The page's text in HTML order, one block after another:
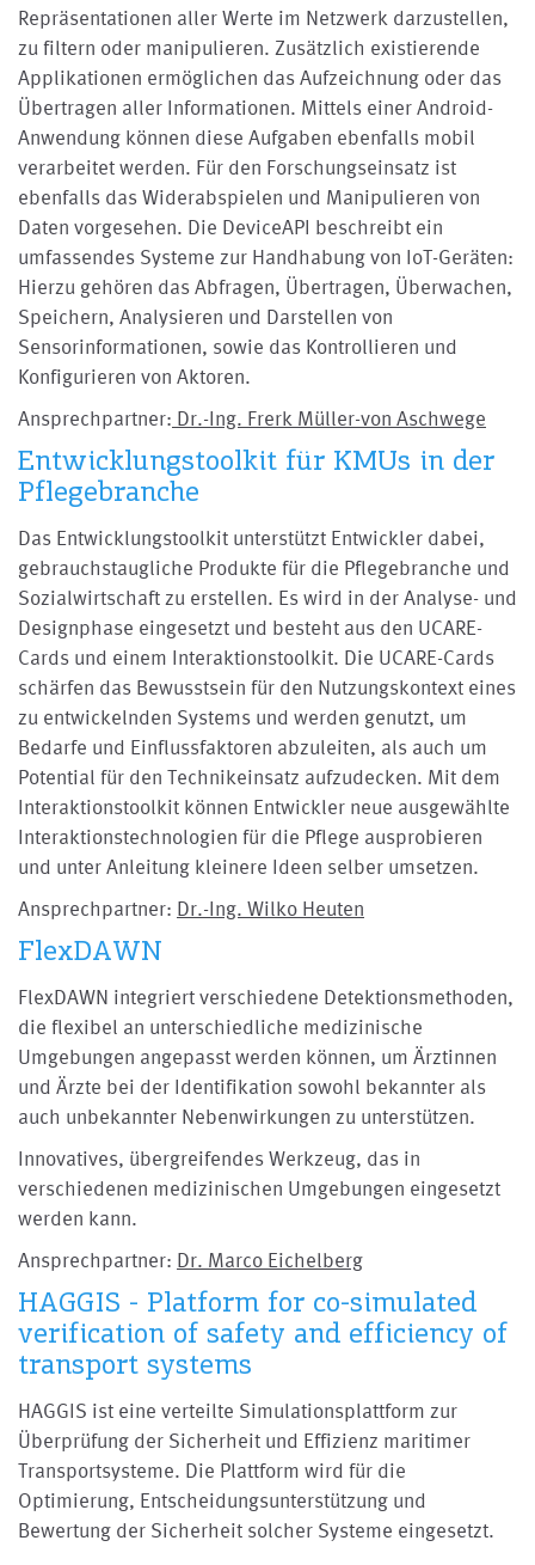
Repräsentationen aller Werte im Netzwerk darzustellen,
zu filtern oder manipulieren. Zusätzlich existierende
Applikationen ermöglichen das Aufzeichnung oder das
Übertragen aller Informationen. Mittels einer Android-
Anwendung können diese Aufgaben ebenfalls mobil
verarbeitet werden. Für den Forschungseinsatz ist
ebenfalls das Widerabspielen und Manipulieren von
Daten vorgesehen. Die DeviceAPI beschreibt ein
umfassendes Systeme zur Handhabung von IoT-Geräten:
Hierzu gehören das Abfragen, Übertragen, Überwachen,
Speichern, Analysieren und Darstellen von
Sensorinformationen, sowie das Kontrollieren und
Konfigurieren von Aktoren.
Ansprechpartner: Dr.-Ing. Frerk Müller-von Aschwege
Entwicklungstoolkit für KMUs in der
Pflegebranche
Das Entwicklungstoolkit unterstützt Entwickler dabei,
gebrauchstaugliche Produkte für die Pflegebranche und
Sozialwirtschaft zu erstellen. Es wird in der Analyse- und
Designphase eingesetzt und besteht aus den UCARE-
Cards und einem Interaktionstoolkit. Die UCARE-Cards
schärfen das Bewusstsein für den Nutzungskontext eines
zu entwickelnden Systems und werden genutzt, um
Bedarfe und Einflussfaktoren abzuleiten, als auch um
Potential für den Technikeinsatz aufzudecken. Mit dem
Interaktionstoolkit können Entwickler neue ausgewählte
Interaktionstechnologien für die Pflege ausprobieren
und unter Anleitung kleinere Ideen selber umsetzen.
Ansprechpartner: Dr.-Ing. Wilko Heuten
FlexDAWN
FlexDAWN integriert verschiedene Detektionsmethoden,
die flexibel an unterschiedliche medizinische
Umgebungen angepasst werden können, um Ärztinnen
und Ärzte bei der Identifikation sowohl bekannter als
auch unbekannter Nebenwirkungen zu unterstützen.
Innovatives, übergreifendes Werkzeug, das in
verschiedenen medizinischen Umgebungen eingesetzt
werden kann.
Ansprechpartner: Dr. Marco Eichelberg
HAGGIS - Platform for co-simulated
verification of safety and efficiency of
transport systems
HAGGIS ist eine verteilte Simulationsplattform zur
Überprüfung der Sicherheit und Effizienz maritimer
Transportsysteme. Die Plattform wird für die
Optimierung, Entscheidungsunterstützung und
Bewertung der Sicherheit solcher Systeme eingesetzt.